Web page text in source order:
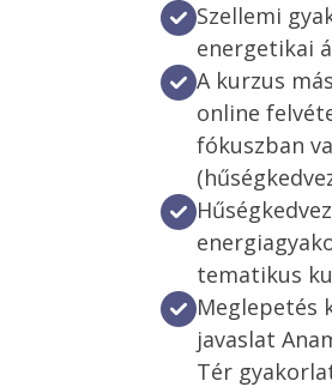
Szellemi
energetikai
A kurzus
online
fókuszban
tematikus
Meglepetés
javaslat
Tér